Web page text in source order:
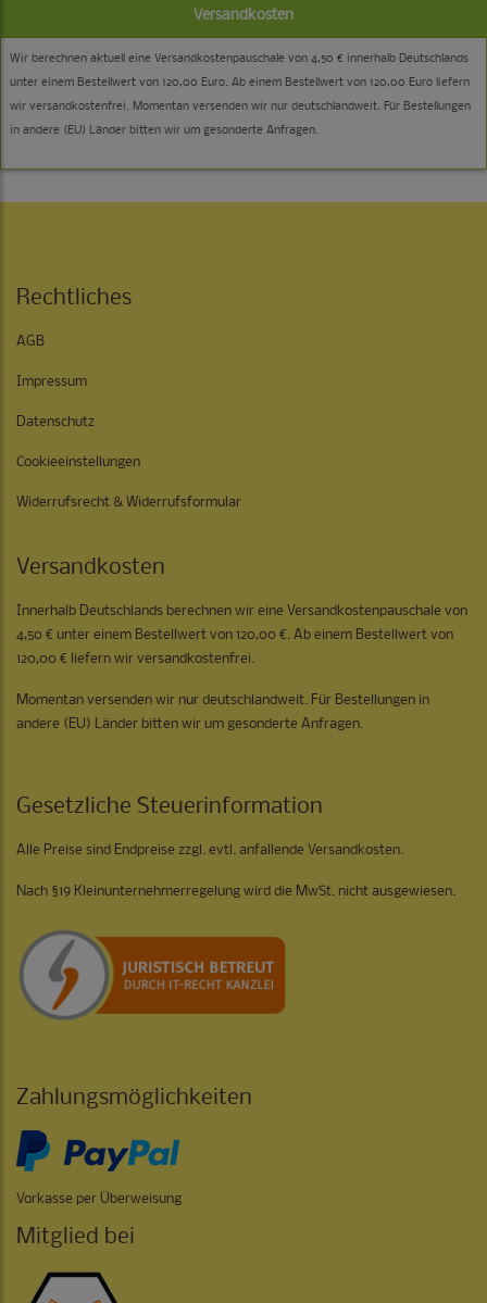
Versandkosten
Wir berechnen aktuell eine Versandkostenpauschale von 4,50 € innerhalb Deutschlands
unter einem Bestellwert von 120,00 Euro. Ab einem Bestellwert von 120,00 Euro liefern
wir versandkostenfrei. Momentan versenden wir nur deutschlandweit. Für Bestellungen
in andere (EU) Länder bitten wir um gesonderte Anfragen.
Rechtliches
AGB
Impressum
Datenschutz
Cookieeinstellungen
Widerrufsrecht & Widerrufsformular
Versandkosten
Innerhalb Deutschlands berechnen wir eine Versandkostenpauschale von
4,50 € unter einem Bestellwert von 120,00 €. Ab einem Bestellwert von
120,00 € liefern wir versandkostenfrei.
Momentan versenden wir nur deutschlandweit. Für Bestellungen in
andere (EU) Länder bitten wir um gesonderte Anfragen.
Gesetzliche Steuerinformation
Alle Preise sind Endpreise zzgl. evtl. anfallende Versandkosten.
Nach §19 Kleinunternehmerregelung wird die MwSt. nicht ausgewiesen.
Zahlungsmöglichkeiten
Vorkasse per Überweisung
Mitglied bei